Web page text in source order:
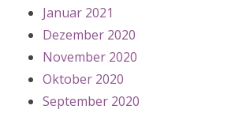
Januar 2021
Dezember 2020
November 2020
Oktober 2020
September 2020